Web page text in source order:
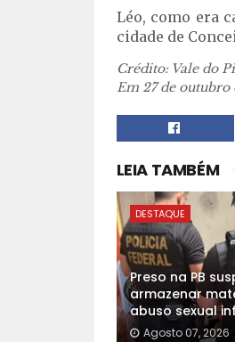
Léo, como era
cidade de
Crédito: Vale do
Em 27 de outubro
LEIA TAMBÉM
DESTAQUE
Preso na PB
armazenar
abuso sexual
Agosto 07, 2026